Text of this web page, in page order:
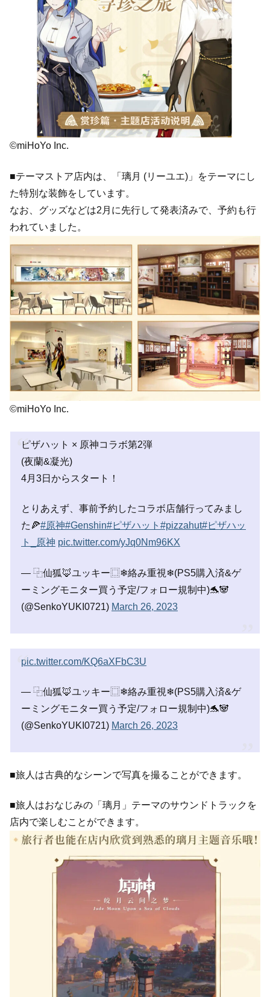
©miHoYo Inc.
■テーマストア店内は、「璃月 (リーユエ)」をテーマにし
た特別な装飾をしています。
なお、グッズなどは2月に先行して発表済みで、予約も行
われていました。
©miHoYo Inc.
ピザハット × 原神コラボ第2弾
(夜蘭&凝光)
4月3日からスタート！
とりあえず、事前予約したコラボ店舗行ってみまし
た🍕#原神#Genshin#ピザハット #pizzahut#ピザハッ
ト_原神 pic.twitter.com/yJq0Nm96KX
— ⿻仙狐🦊ユッキー⿴❄絡み重視❄(PS5購入済&ゲ
ーミングモニター買う予定/フォロー規制中)🐬🐼
(@SenkoYUKI0721) March 26, 2023
pic.twitter.com/KQ6aXFbC3U
— ⿻仙狐🦊ユッキー⿴❄絡み重視❄(PS5購入済&ゲ
ーミングモニター買う予定/フォロー規制中)🐬🐼
(@SenkoYUKI0721) March 26, 2023
■旅人は古典的なシーンで写真を撮ることができます。
■旅人はおなじみの「璃月」テーマのサウンドトラックを
店内で楽しむことができます。